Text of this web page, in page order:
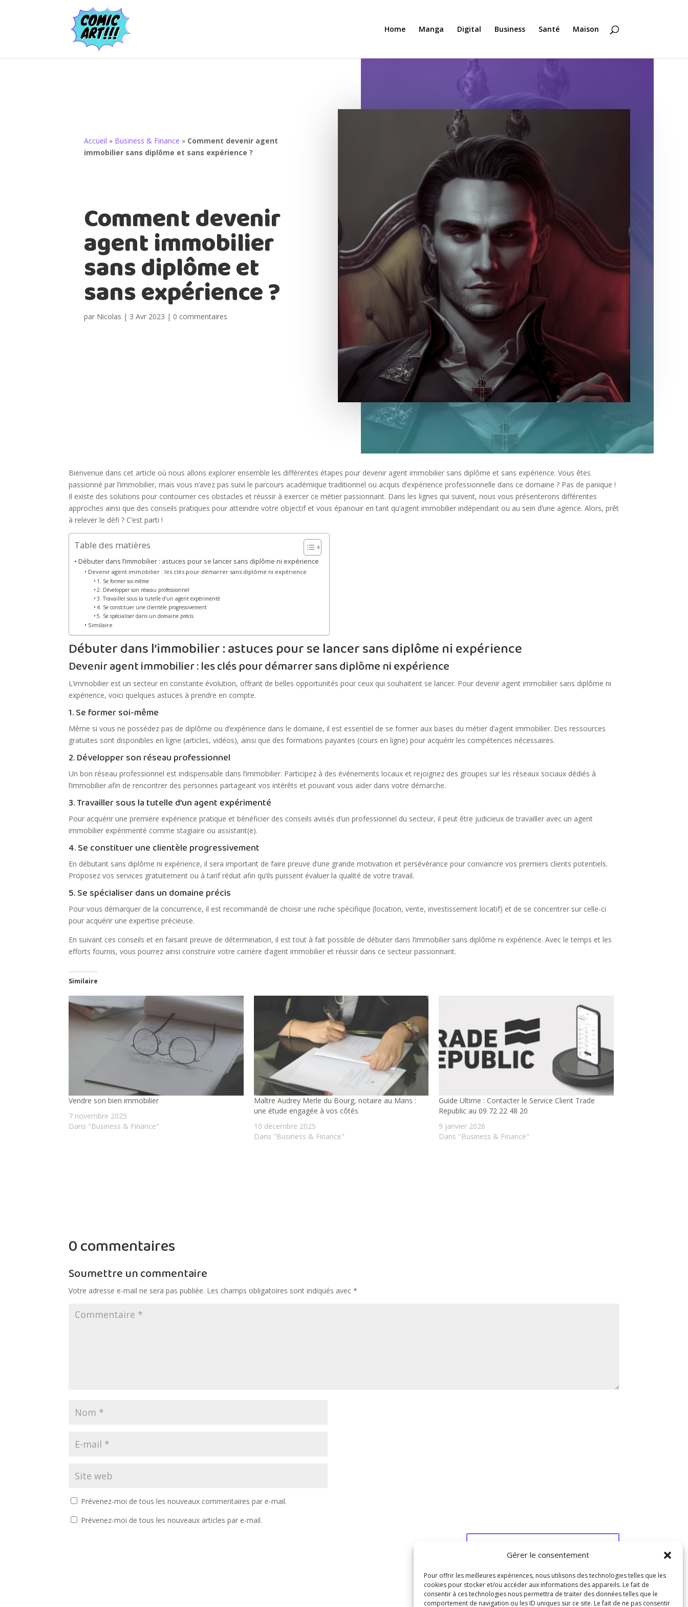
Gérer le consentement
Pour offrir les meilleures expériences, nous utilisons des technologies telles que les
cookies pour stocker et/ou accéder aux informations des appareils. Le fait de
consentir à ces technologies nous permettra de traiter des données telles que le
comportement de navigation ou les ID uniques sur ce site. Le fait de ne pas consentir
Home Manga Digital Business Santé Maison
Accueil » Business & Finance » Comment devenir agent
immobilier sans diplôme et sans expérience ?
Comment devenir
agent immobilier
sans diplôme et
sans expérience ?
par Nicolas | 3 Avr 2023 | 0 commentaires
Bienvenue dans cet article où nous allons explorer ensemble les différentes étapes pour devenir agent immobilier sans diplôme et sans expérience. Vous êtes
passionné par l’immobilier, mais vous n’avez pas suivi le parcours académique traditionnel ou acquis d’expérience professionnelle dans ce domaine ? Pas de panique !
Il existe des solutions pour contourner ces obstacles et réussir à exercer ce métier passionnant. Dans les lignes qui suivent, nous vous présenterons différentes
approches ainsi que des conseils pratiques pour atteindre votre objectif et vous épanouir en tant qu’agent immobilier indépendant ou au sein d’une agence. Alors, prêt
à relever le défi ? C’est parti !
Table des matières
Débuter dans l’immobilier : astuces pour se lancer sans diplôme ni expérience
Devenir agent immobilier : les clés pour démarrer sans diplôme ni expérience
1. Se former soi-même
2. Développer son réseau professionnel
3. Travailler sous la tutelle d’un agent expérimenté
4. Se constituer une clientèle progressivement
5. Se spécialiser dans un domaine précis
Similaire
Débuter dans l’immobilier : astuces pour se lancer sans diplôme ni expérience
Devenir agent immobilier : les clés pour démarrer sans diplôme ni expérience
L’immobilier est un secteur en constante évolution, offrant de belles opportunités pour ceux qui souhaitent se lancer. Pour devenir agent immobilier sans diplôme ni
expérience, voici quelques astuces à prendre en compte.
1. Se former soi-même
Même si vous ne possédez pas de diplôme ou d’expérience dans le domaine, il est essentiel de se former aux bases du métier d’agent immobilier. Des ressources
gratuites sont disponibles en ligne (articles, vidéos), ainsi que des formations payantes (cours en ligne) pour acquérir les compétences nécessaires.
2. Développer son réseau professionnel
Un bon réseau professionnel est indispensable dans l’immobilier. Participez à des événements locaux et rejoignez des groupes sur les réseaux sociaux dédiés à
l’immobilier afin de rencontrer des personnes partageant vos intérêts et pouvant vous aider dans votre démarche.
3. Travailler sous la tutelle d’un agent expérimenté
Pour acquérir une première expérience pratique et bénéficier des conseils avisés d’un professionnel du secteur, il peut être judicieux de travailler avec un agent
immobilier expérimenté comme stagiaire ou assistant(e).
4. Se constituer une clientèle progressivement
En débutant sans diplôme ni expérience, il sera important de faire preuve d’une grande motivation et persévérance pour convaincre vos premiers clients potentiels.
Proposez vos services gratuitement ou à tarif réduit afin qu’ils puissent évaluer la qualité de votre travail.
5. Se spécialiser dans un domaine précis
Pour vous démarquer de la concurrence, il est recommandé de choisir une niche spécifique (location, vente, investissement locatif) et de se concentrer sur celle-ci
pour acquérir une expertise précieuse.
En suivant ces conseils et en faisant preuve de détermination, il est tout à fait possible de débuter dans l’immobilier sans diplôme ni expérience. Avec le temps et les
efforts fournis, vous pourrez ainsi construire votre carrière d’agent immobilier et réussir dans ce secteur passionnant.
Similaire
Vendre son bien immobilier
7 novembre 2025
Dans "Business & Finance"
Maître Audrey Merle du Bourg, notaire au Mans :
une étude engagée à vos côtés
10 décembre 2025
Dans "Business & Finance"
Guide Ultime : Contacter le Service Client Trade
Republic au 09 72 22 48 20
9 janvier 2026
Dans "Business & Finance"
0 commentaires
Soumettre un commentaire
Votre adresse e-mail ne sera pas publiée. Les champs obligatoires sont indiqués avec*
Prévenez-moi de tous les nouveaux commentaires par e-mail.
Prévenez-moi de tous les nouveaux articles par e-mail.